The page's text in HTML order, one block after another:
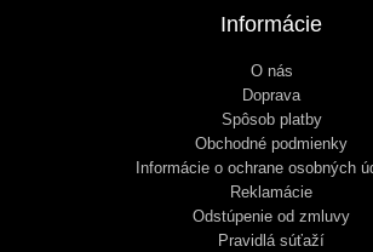
Informácie
O nás
Doprava
Spôsob platby
Obchodné podmienky
Informácie o ochrane osobných
Reklamácie
Odstúpenie od zmluvy
Pravidlá súťaží